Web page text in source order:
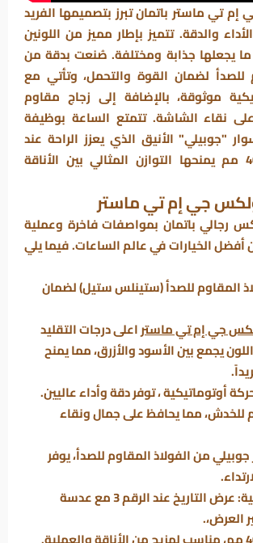
تي ماستر باتمان تبرز بتصميمها الفريد
والدقة. تتميز بإطار مميز من اللونين
ما يجعلها جذابة ومختلفة. صُنعت بدقة من
للصدأ لضمان القوة والتحمل، وتأتي مع
موثوقة، بالإضافة إلى زجاج مقاوم
نقاء الشاشة. تتمتع الساعة بوظيفة
"جوبيلي" الأنيق الذي يعزز الراحة عند
ارتدائها. حجم 40 مم يمنحها التوازن المثالي بين الأناقة
جي إم تي ماستر
رجالي باتمان بمواصفات فاخرة وعملية
الخيارات في عالم الساعات. فيما يلي
المقاوم للصدأ (ستينلس ستيل) لضمان
جي إم تي ماستراعلى درجات التقليد
يجمع بين الأسود والأزرق، مما يمنح
أوتوماتيكية ، توفر دقة وأداء عاليين.
للخدش، مما يحافظ على جمال ونقاء
من الفولاذ المقاوم للصدأ، يوفر
وظائف إضافية: عرض التاريخ عند الرقم 3 مع عدسة
العرض،.